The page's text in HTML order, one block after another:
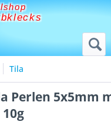
Tila
Perlen 5x5mm